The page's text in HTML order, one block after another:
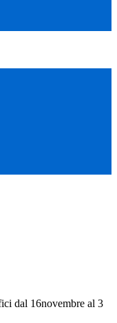
dal 16novembre al 3